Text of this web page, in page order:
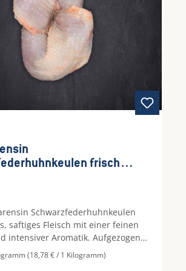
frisch
Schwarzfederhuhnkeulen
saftiges Fleisch mit einer feinen
intensiver Aromatik. Aufgezogen
Region Marensin,
sie höchste Qualität und ein
(18,78 € / 1 Kilogramm)